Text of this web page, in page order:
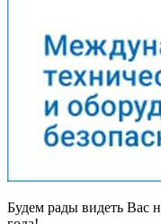
Будем рады видеть Вас